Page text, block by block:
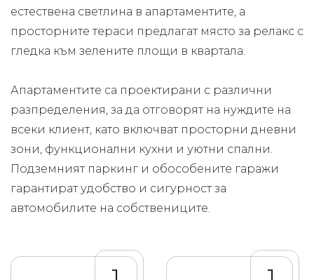
естествена светлина в апартаментите, а
просторните тераси предлагат място за релакс с
гледка към зелените площи в квартала.
Апартаментите са проектирани с различни
разпределения, за да отговорят на нуждите на
всеки клиент, като включват просторни дневни
зони, функционални кухни и уютни спални.
Подземният паркинг и обособените гаражи
гарантират удобство и сигурност за
автомобилите на собствениците.